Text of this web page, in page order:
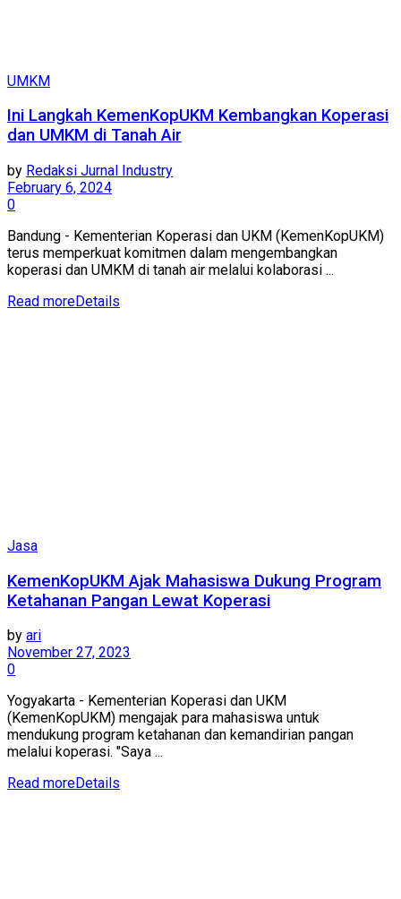
UMKM
Ini Langkah KemenKopUKM Kembangkan Koperasi
dan UMKM di Tanah Air
by Redaksi Jurnal Industry
February 6, 2024
0
Bandung - Kementerian Koperasi dan UKM (KemenKopUKM)
terus memperkuat komitmen dalam mengembangkan
koperasi dan UMKM di tanah air melalui kolaborasi ...
Read moreDetails
Jasa
KemenKopUKM Ajak Mahasiswa Dukung Program
Ketahanan Pangan Lewat Koperasi
by ari
November 27, 2023
0
Yogyakarta - Kementerian Koperasi dan UKM
(KemenKopUKM) mengajak para mahasiswa untuk
mendukung program ketahanan dan kemandirian pangan
melalui koperasi. "Saya ...
Read moreDetails